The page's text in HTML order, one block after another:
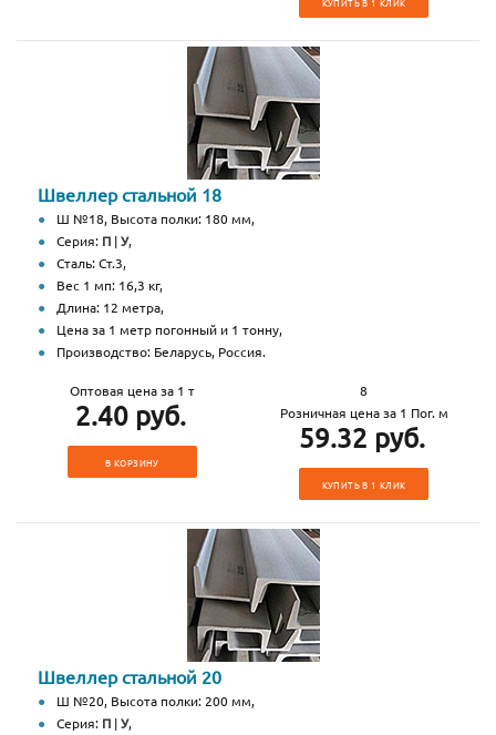
Швеллер стальной 18
Ш №18, Высота полки: 180 мм,
Серия: П |У,
Сталь: Ст.3,
Вес 1 мп: 16,3 кг,
Длина: 12 метра,
Цена за 1 метр погонный и 1 тонну,
Производство: Беларусь, Россия.
Оптовая цена за 1 т
2.40 руб.
В КОРЗИНУ
8
Розничная цена за 1 Пог. м
59.32 руб.
КУПИТЬ В 1 КЛИК
Швеллер стальной 20
Ш №20, Высота полки: 200 мм,
Серия: П |У,